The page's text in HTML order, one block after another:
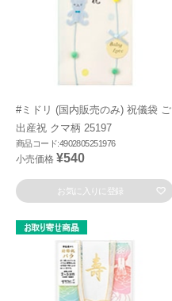
#ミドリ (国内販売のみ) 祝儀袋 ご
出産祝 クマ柄 25197
商品コード:4902805251976
小売価格 ¥540
お気に入りに登録